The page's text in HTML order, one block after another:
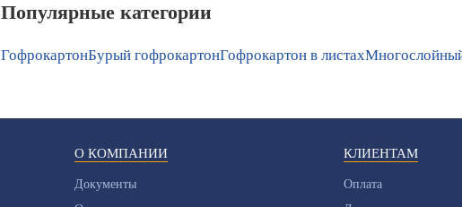
Популярные категории
ГофрокартонБурый гофрокартонГофрокартон в листах
О КОМПАНИИ
Документы
КЛИЕНТАМ
Оплата